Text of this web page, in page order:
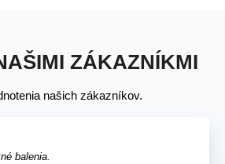
ZÁKAZNÍKMI
našich zákazníkov.
balenia.